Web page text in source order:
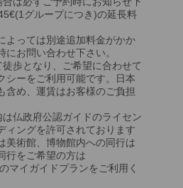
グループにつき)の延長料
よっては別途追加料金がかか
にお問い合わせ下さい。
歩となり、ご希望に合わせて
シーをご利用可能です。日本
含め、運賃はお客様のご負担
仏政府公認ガイドのライセン
ィングを許可されております
美術館、博物館内への同行は
行をご希望の方は
マイガイドプランをご利用く